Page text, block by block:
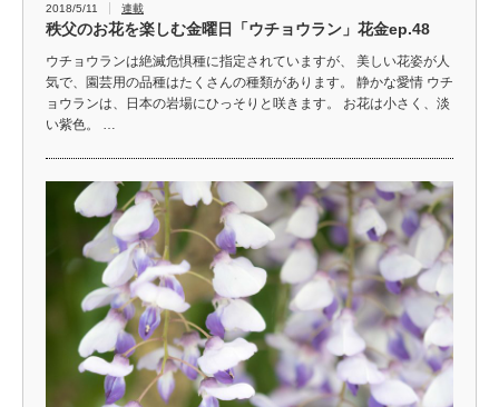
2018/5/11 連載
秩父のお花を楽しむ金曜日「ウチョウラン」花金ep.48
ウチョウランは絶滅危惧種に指定されていますが、 美しい花姿が人
気で、園芸用の品種はたくさんの種類があります。 静かな愛情 ウチ
ョウランは、日本の岩場にひっそりと咲きます。 お花は小さく、淡
い紫色。 …